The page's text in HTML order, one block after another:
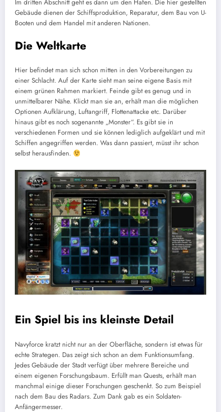
Im dritten Abschnitt geht es dann um den Hafen. Die hier gestellten
Gebäude dienen der Schiffsproduktion, Reparatur, dem Bau von U-
Booten und dem Handel mit anderen Nationen.
Die Weltkarte
Hier befindet man sich schon mitten in den Vorbereitungen zu
einer Schlacht. Auf der Karte sieht man seine eigene Basis mit
einem grünen Rahmen markiert. Feinde gibt es genug und in
unmittelbarer Nähe. Klickt man sie an, erhält man die möglichen
Optionen Aufklärung, Luftangriff, Flottenattacke etc. Darüber
hinaus gibt es noch sogenannte „Monster“. Es gibt sie in
verschiedenen Formen und sie können lediglich aufgeklärt und mit
Schiffen angegriffen werden. Was dann passiert, müsst ihr schon
selbst herausfinden.
Ein Spiel bis ins kleinste Detail
Navyforce kratzt nicht nur an der Oberfläche, sondern ist etwas für
echte Strategen. Das zeigt sich schon an dem Funktionsumfang.
Jedes Gebäude der Stadt verfügt über mehrere Bereiche und
einem eigenen Forschungsbaum. Erfüllt man Quests, erhält man
manchmal einige dieser Forschungen geschenkt. So zum Beispiel
nach dem Bau des Radars. Zum Dank gab es ein Soldaten-
Anfängermesser.